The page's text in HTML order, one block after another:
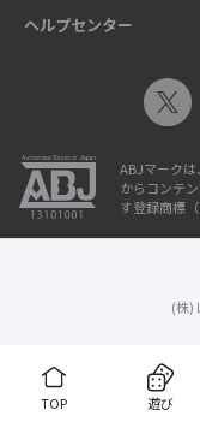
TOP 遊び
ヘルプセンター
ABJマーク
からコンテ
す登録商標
(株)